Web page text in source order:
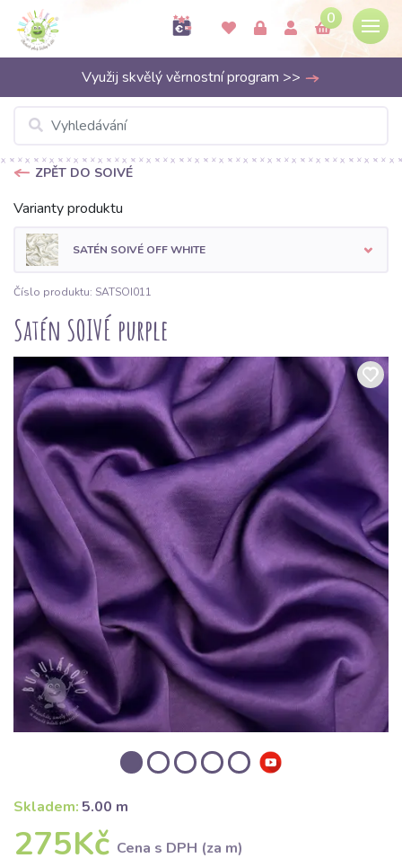
0
Využij skvělý věrnostní program >>
ZPĚT DO SOIVÉ
Varianty produktu
SATÉN SOIVÉ OFF WHITE
Číslo produktu: SATSOI011
Satén SOIVÉ purple
Skladem: 5.00 m
275Kč Cena s DPH (za m)